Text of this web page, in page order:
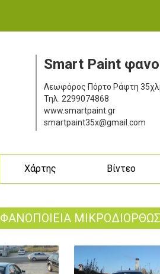
Smart Paint
Λεωφόρος Πόρτο Ράφτη
Τηλ. 2299074868
www.smartpaint.gr
smartpaint35x@gmail.com
Χάρτης Βίντεο
ΦΑΝΟΠΟΙΕΙΑ